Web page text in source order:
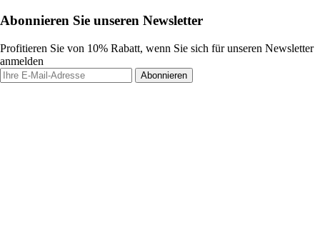
Abonnieren Sie unseren Newsletter
Profitieren Sie von 10% Rabatt, wenn Sie sich für unseren Newsletter
anmelden
Abonnieren